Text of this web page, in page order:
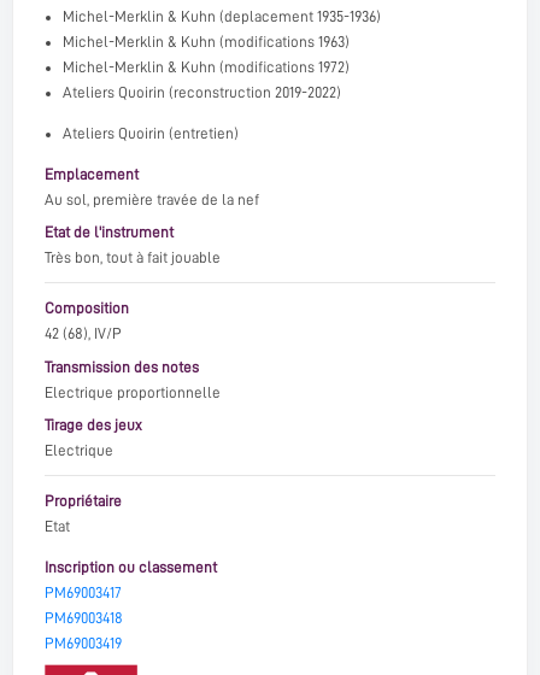
Michel-Merklin & Kuhn (deplacement 1935-1936)
Michel-Merklin & Kuhn (modifications 1963)
Michel-Merklin & Kuhn (modifications 1972)
Ateliers Quoirin (reconstruction 2019-2022)
Ateliers Quoirin (entretien)
Emplacement
Au sol, première travée de la nef
Etat de l'instrument
Très bon, tout à fait jouable
Composition
42 (68), IV/P
Transmission des notes
Electrique proportionnelle
Tirage des jeux
Electrique
Propriétaire
Etat
Inscription ou classement
PM69003417
PM69003418
PM69003419